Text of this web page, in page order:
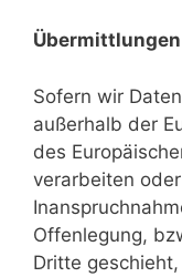
Sofern wir
außerhalb der
des
verarbeiten
Offenlegung,
Dritte